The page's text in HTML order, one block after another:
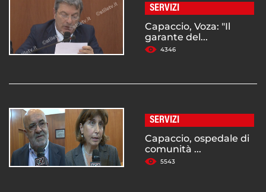
SERVIZI
Capaccio, Voza: "Il
garante del...
4346
SERVIZI
Capaccio, ospedale di
comunità ...
5543